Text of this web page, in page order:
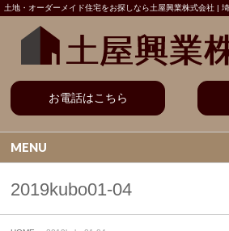
土地・オーダーメイド住宅をお探しなら土屋興業株式会社 |
お電話はこちら
MENU
2019kubo01-04